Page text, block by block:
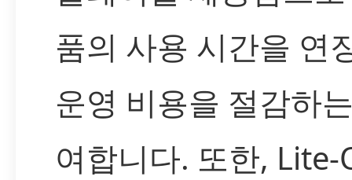
품의 사용 시간을 연
운영 비용을 절감하
여합니다. 또한, Lite-